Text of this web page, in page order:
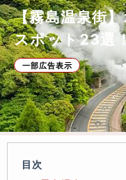
【霧島温泉街
スポット23選
一部広告表示
目次